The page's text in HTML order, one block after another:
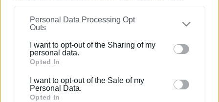
information may also be disclosed by us to third parties
on theIAB’s List of Downstream Participants
that may
further disclose it to other third parties.
Please note that this website/app uses one or more
Google services and may gather and store information
behaviour. You may click to grant or deny consent to
Google and its third-party tags to use your data for
Personal Data Processing Opt
Outs
I want to opt-out of the Sharing of my
personal data.
Opted In
I want to opt-out of the Sale of my
Personal Data.
Opted In